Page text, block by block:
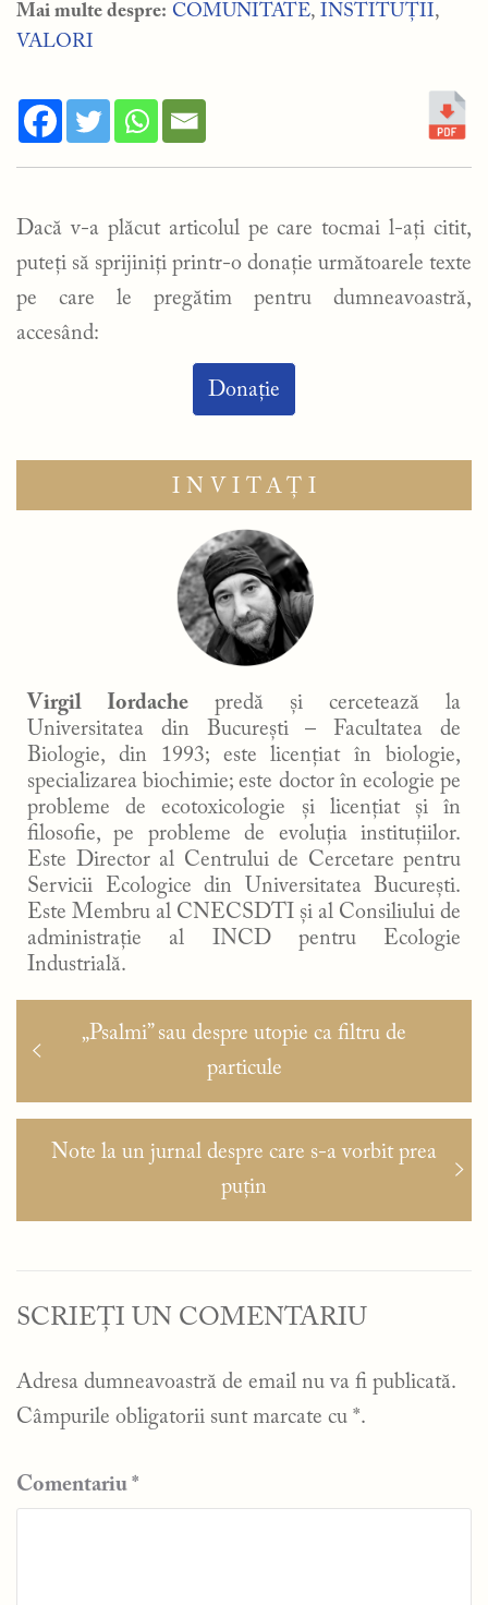
Mai multe despre: COMUNITATE, INSTITUȚII,
VALORI
Dacă v-a plăcut articolul pe care tocmai l-ați citit,
puteți să sprijiniți printr-o donație următoarele texte
pe care le pregătim pentru dumneavoastră,
accesând:
Donație
INVITAȚI
Virgil Iordache predă și cercetează la
Universitatea din București – Facultatea de
Biologie, din 1993; este licențiat în biologie,
specializarea biochimie; este doctor în ecologie pe
probleme de ecotoxicologie și licențiat și în
filosofie, pe probleme de evoluția instituțiilor.
Este Director al Centrului de Cercetare pentru
Servicii Ecologice din Universitatea București.
Este Membru al CNECSDTI și al Consiliului de
administrație al INCD pentru Ecologie
Industrială.
Navigare
în
Articolul
„Psalmi” sau despre utopie ca filtru de
particule
Articolul
Note la un jurnal despre care s-a vorbit prea
puțin
SCRIEȚI UN COMENTARIU
Adresa dumneavoastră de email nu va fi publicată.
Câmpurile obligatorii sunt marcate cu *.
Comentariu *